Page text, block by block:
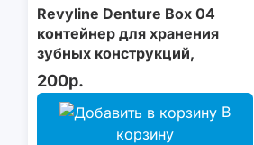
Revyline Denture Box 04
контейнер для хранения
зубных конструкций,
бирюзовый
200р.
В
корзину